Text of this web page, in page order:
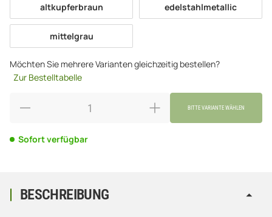
altkupferbraun
altkupferbraun edelstahlmetallic
edelstahlmetallic
mittelgrau
mittelgrau
Möchten Sie mehrere Varianten gleichzeitig bestellen?
Zur Bestelltabelle
BITTE VARIANTE WÄHLEN
Sofort verfügbar
BESCHREIBUNG